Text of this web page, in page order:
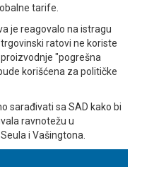
tarife.
je reagovalo na istragu
ratovi ne koriste
"pogrešna
korišćena za političke
sarađivati sa SAD kako bi
ravnotežu u
i Vašingtona.